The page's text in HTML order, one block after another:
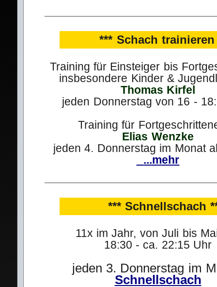
*** Schach trainieren
Training für Einsteiger bis
insbesondere Kinder &
Thomas Kirfel
jeden Donnerstag von 16 -
Training für
Elias Wenzke
jeden 4. Donnerstag im Monat
...mehr
*** Schnellschach
11x im Jahr, von Juli bis
18:30 - ca. 22:15 Uhr
jeden 3. Donnerstag im
Schnellschach